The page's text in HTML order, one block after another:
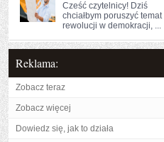
Cześć czytelnicy! Dziś
chciałbym poruszyć temat
rewolucji​ w demokracji, ...
Reklama:
Zobacz teraz
Zobacz więcej
Dowiedz się, jak to działa